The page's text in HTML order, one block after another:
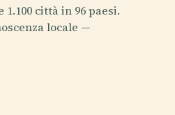
città in 96 paesi.
locale —